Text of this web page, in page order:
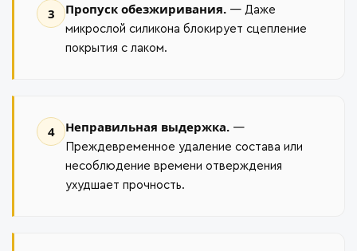
3 Пропуск обезжиривания. — Даже
микрослой силикона блокирует сцепление
покрытия с лаком.
4 Неправильная выдержка. —
Преждевременное удаление состава или
несоблюдение времени отверждения
ухудшает прочность.